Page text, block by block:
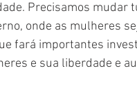
Precisamos mudar
onde as mulheres
fará importantes
e sua liberdade e